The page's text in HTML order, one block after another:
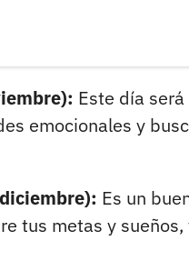
Este día
emocionales y
Es un
tus metas y